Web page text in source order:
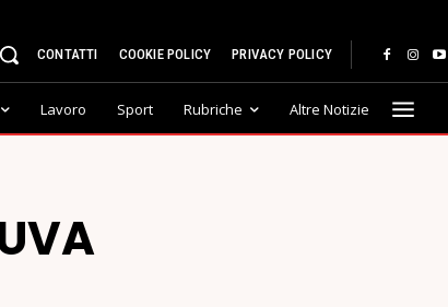
CONTATTI COOKIE POLICY PRIVACY POLICY
Lavoro Sport Rubriche Altre Notizie